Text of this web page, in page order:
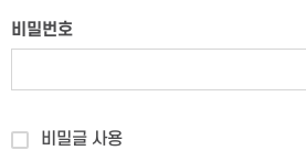
비밀번호
비밀글 사용